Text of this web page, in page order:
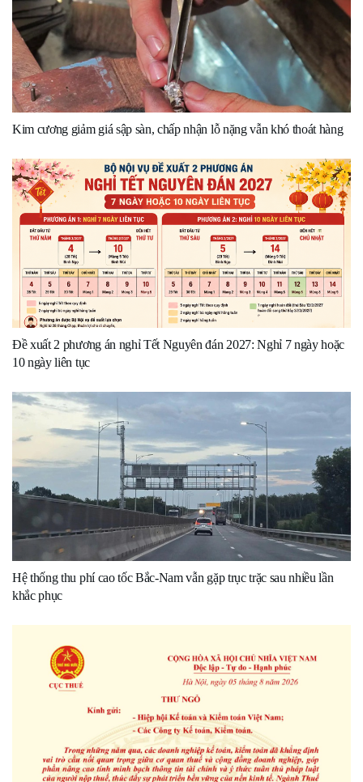
Kim cương giảm giá sập sàn, chấp nhận lỗ nặng vẫn khó thoát hàng
Đề xuất 2 phương án nghỉ Tết Nguyên đán 2027: Nghỉ 7 ngày hoặc
10 ngày liên tục
Hệ thống thu phí cao tốc Bắc-Nam vẫn gặp trục trặc sau nhiều lần
khắc phục